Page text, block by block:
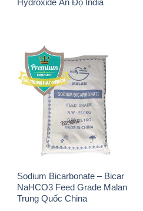
Hydroxide Ấn Độ India
Sodium Bicarbonate – Bicar
NaHCO3 Feed Grade Malan
Trung Quốc China